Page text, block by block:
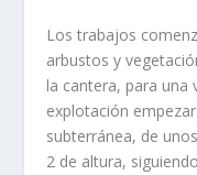
Los trabajos
arbustos y
la cantera, para una
explotación
subterránea, de
2 de altura,